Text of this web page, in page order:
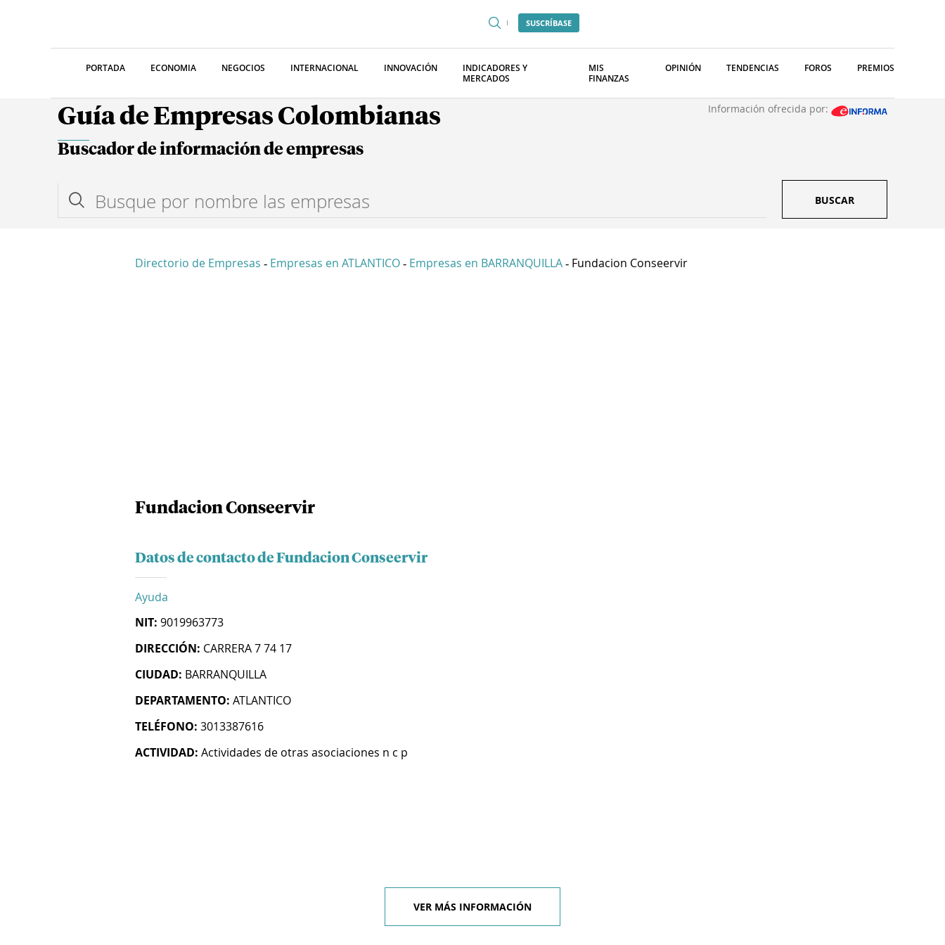
SUSCRÍBASE
PORTADA ECONOMIA NEGOCIOS INTERNACIONAL INNOVACIÓN
INDICADORES Y
MERCADOS
MIS
FINANZAS
OPINIÓN TENDENCIAS FOROS PREMIOS
Guía de Empresas Colombianas Información ofrecida por:
Buscador de información de empresas
BUSCAR
Directorio de Empresas - Empresas en ATLANTICO - Empresas en BARRANQUILLA - Fundacion Conseervir
Fundacion Conseervir
Datos de contacto de Fundacion Conseervir
Ayuda
NIT: 9019963773
DIRECCIÓN: CARRERA 7 74 17
CIUDAD: BARRANQUILLA
DEPARTAMENTO: ATLANTICO
TELÉFONO: 3013387616
ACTIVIDAD: Actividades de otras asociaciones n c p
VER MÁS INFORMACIÓN